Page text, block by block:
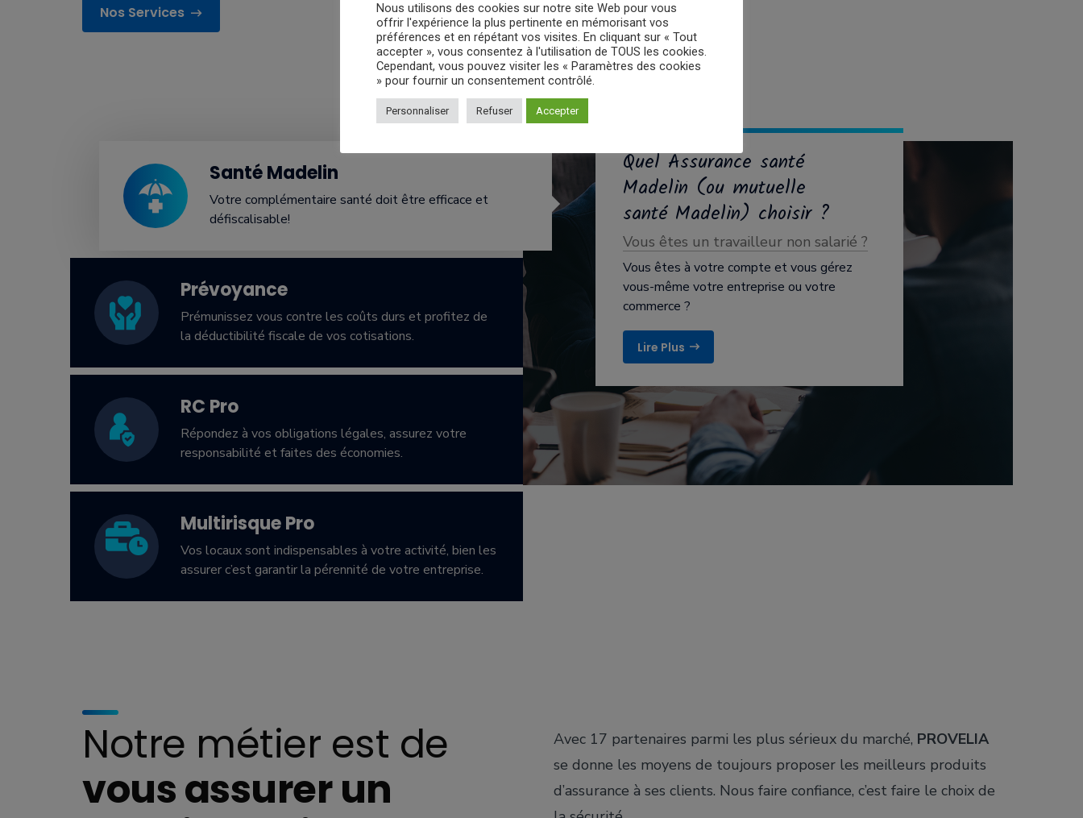
Nos Services
Santé Madelin
Votre complémentaire santé doit être efficace et
défiscalisable!
Prévoyance
Prémunissez vous contre les coûts durs et profitez de
la déductibilité fiscale de vos cotisations.
RC Pro
Répondez à vos obligations légales, assurez votre
responsabilité et faites des économies.
Multirisque Pro
Vos locaux sont indispensables à votre activité, bien les
assurer c’est garantir la pérennité de votre entreprise.
Quel Assurance santé
Madelin (ou mutuelle
santé Madelin) choisir ?
Vous êtes un travailleur non salarié ?
Vous êtes à votre compte et vous gérez
vous-même votre entreprise ou votre
commerce ?
Lire Plus
Notre métier est de
vous assurer un
Avec 17 partenaires parmi les plus sérieux du marché, PROVELIA
se donne les moyens de toujours proposer les meilleurs produits
d’assurance à ses clients. Nous faire confiance, c’est faire le choix de
Nous utilisons des cookies sur notre site Web pour vous
offrir l'expérience la plus pertinente en mémorisant vos
préférences et en répétant vos visites. En cliquant sur « Tout
accepter », vous consentez à l'utilisation de TOUS les cookies.
Cependant, vous pouvez visiter les « Paramètres des cookies
» pour fournir un consentement contrôlé.
Personnaliser Refuser Accepter